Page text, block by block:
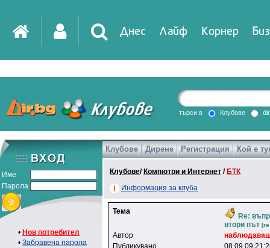
Днес Лайф Корнер
DirTV Impressio
Games
търси в Клубове
Име
Парола
• Нов потребител
• Забравена парола
Клубове Дирене Регистрация Кой е
Клубове/ Компютри и Интернет / БТК
Информация за клуба
Тема
Re:
втори път
Автор
Публикувано
08.09.09